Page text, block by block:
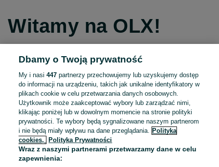
Witamy na OLX!
Kontynuuj przez Facebooka
Kontynuuj przez konto Apple
Kontynuuj przez konto Google
LUB
Dbamy o Twoją prywatność
My i nasi447 partnerzy przechowujemy lub uzyskujemy dostęp
do informacji na urządzeniu, takich jak unikalne identyfikatory w
plikach cookie w celu przetwarzania danych osobowych.
Użytkownik może zaakceptować wybory lub zarządzać nimi,
klikając poniżej lub w dowolnym momencie na stronie polityki
prywatności. Te wybory będą sygnalizowane naszym partnerom
i nie będą miały wpływu na dane przeglądania.
Polityka
cookies,
Polityka Prywatności
Wraz z naszymi partnerami przetwarzamy dane w celu
zapewnienia: